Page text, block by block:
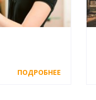
ПОДРОБНЕЕ